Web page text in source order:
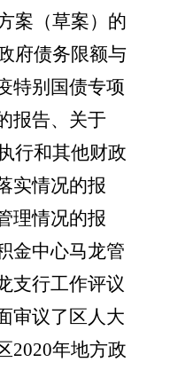
案（草案）的
府债务限额与
特别国债专项
报告、关于
行和其他财政
实情况的报
理情况的报
金中心马龙管
支行工作评议
审议了区人大
2020年地方政